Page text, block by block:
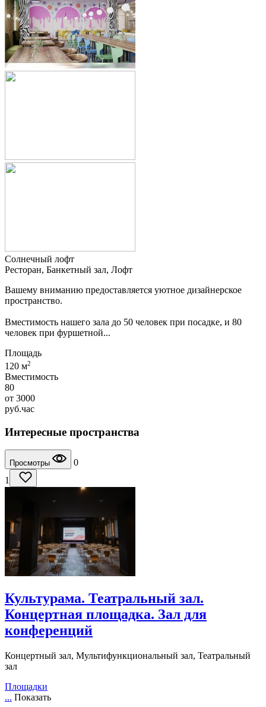
Солнечный лофт
Ресторан, Банкетный зал, Лофт
Вашему вниманию предоставляется уютное дизайнерское
пространство.
Вместимость нашего зала до 50 человек при посадке, и 80
человек при фуршетной...
Площадь
120 м2
Вместимость
80
от 3000
руб.час
Интересные пространства
Просмотры
0
1
Культурама. Театральный зал.
Концертная площадка. Зал для
конференций
Концертный зал, Мультифункциональный зал, Театральный
зал
Площадки
... Показать